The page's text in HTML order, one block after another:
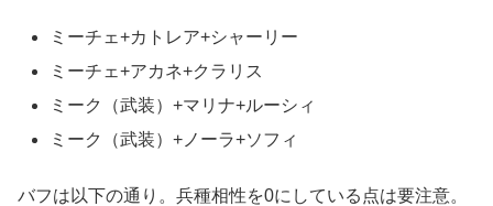
ミーチェ+カトレア+シャーリー
ミーチェ+アカネ+クラリス
ミーク（武装）+マリナ+ルーシィ
ミーク（武装）+ノーラ+ソフィ
バフは以下の通り。兵種相性を0にしている点は要注意。